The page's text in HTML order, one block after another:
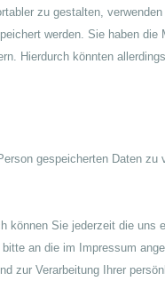
zu gestalten, verwenden
werden. Sie haben
Hierdurch könnten
gespeicherten Daten zu
können Sie jederzeit die uns
an die im Impressum
zur Verarbeitung Ihrer